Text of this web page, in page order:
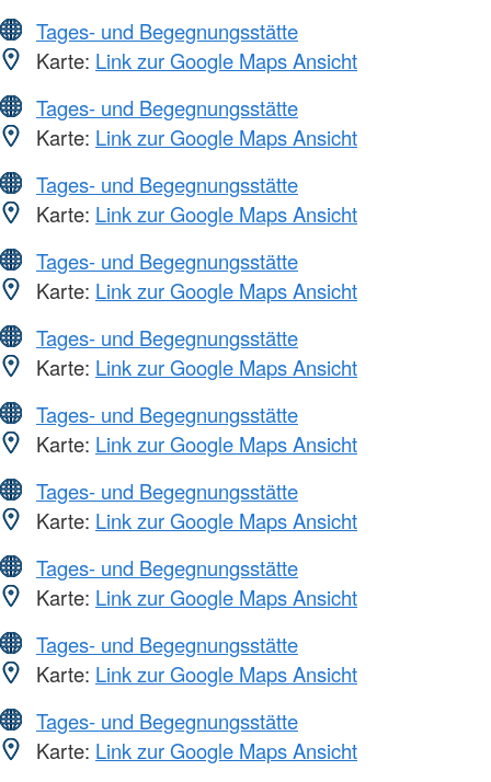
Tages- und Begegnungsstätte
Karte: Link zur Google Maps Ansicht
Tages- und Begegnungsstätte
Karte: Link zur Google Maps Ansicht
Tages- und Begegnungsstätte
Karte: Link zur Google Maps Ansicht
Tages- und Begegnungsstätte
Karte: Link zur Google Maps Ansicht
Tages- und Begegnungsstätte
Karte: Link zur Google Maps Ansicht
Tages- und Begegnungsstätte
Karte: Link zur Google Maps Ansicht
Tages- und Begegnungsstätte
Karte: Link zur Google Maps Ansicht
Tages- und Begegnungsstätte
Karte: Link zur Google Maps Ansicht
Tages- und Begegnungsstätte
Karte: Link zur Google Maps Ansicht
Tages- und Begegnungsstätte
Karte: Link zur Google Maps Ansicht